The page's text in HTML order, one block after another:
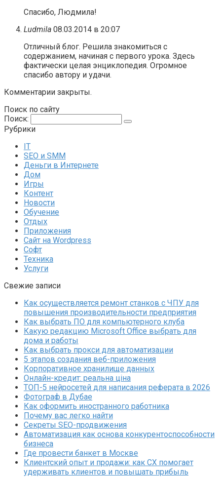
Спасибо, Людмила!
Ludmila 08.03.2014 в 20:07
Отличный блог. Решила знакомиться с
содержанием, начиная с первого урока. Здесь
фактически целая энциклопедия. Огромное
спасибо автору и удачи.
Комментарии закрыты.
Поиск по сайту
Поиск:
Рубрики
IT
SEO и SMM
Деньги в Интернете
Дом
Игры
Контент
Новости
Обучение
Отдых
Приложения
Сайт на Wordpress
Софт
Техника
Услуги
Свежие записи
Как осуществляется ремонт станков с ЧПУ для
повышения производительности предприятия
Как выбрать ПО для компьютерного клуба
Какую редакцию Microsoft Office выбрать для
дома и работы
Как выбрать прокси для автоматизации
5 этапов создания веб-приложения
Корпоративное хранилище данных
Онлайн-кредит: реальна ціна
ТОП-5 нейросетей для написания реферата в 2026
Фотограф в Дубае
Как оформить иностранного работника
Почему вас легко найти
Секреты SEO-продвижения
Автоматизация как основа конкурентоспособности
бизнеса
Где провести банкет в Москве
Клиентский опыт и продажи: как CX помогает
удерживать клиентов и повышать прибыль